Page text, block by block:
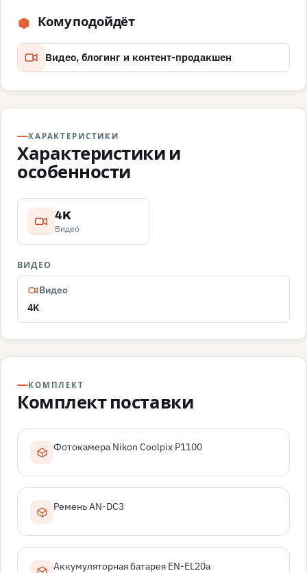
Кому подойдёт
Видео, блогинг и контент-продакшен
ХАРАКТЕРИСТИКИ
Характеристики и
особенности
4K
Видео
ВИДЕО
Видео
4K
КОМПЛЕКТ
Комплект поставки
Фотокамера Nikon Coolpix P1100
Ремень AN-DC3
Аккумуляторная батарея EN-EL20a